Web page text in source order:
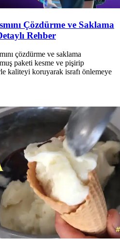
Çözdürme ve Saklama
Rehber
çözdürme ve saklama
paketi kesme ve pişirip
kaliteyi koruyarak israfı önlemeye